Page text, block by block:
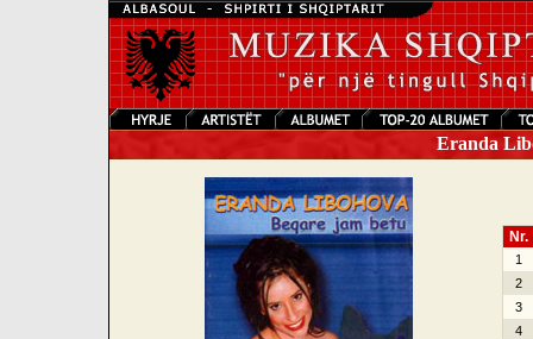
Eranda
Nr.
1
2
3
4